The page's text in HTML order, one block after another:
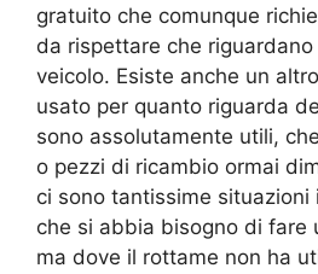
gratuito che comunque
da rispettare che
veicolo. Esiste anche un
usato per quanto riguarda
sono assolutamente utili,
o pezzi di ricambio ormai
ci sono tantissime situazioni
che si abbia bisogno di fare
ma dove il rottame non ha